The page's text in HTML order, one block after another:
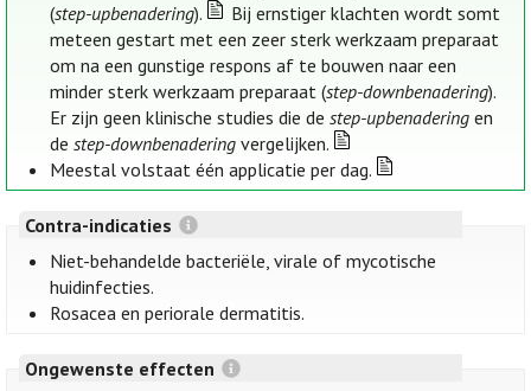
(step-upbenadering).
Bij ernstiger klachten wordt somt
meteen gestart met een zeer sterk werkzaam preparaat
om na een gunstige respons af te bouwen naar een
minder sterk werkzaam preparaat (step-downbenadering).
Er zijn geen klinische studies die destep-upbenadering en
destep-downbenadering vergelijken.
Meestal volstaat één applicatie per dag.
Contra-indicaties
Niet-behandelde bacteriële, virale of mycotische
huidinfecties.
Rosacea en periorale dermatitis.
Ongewenste effecten